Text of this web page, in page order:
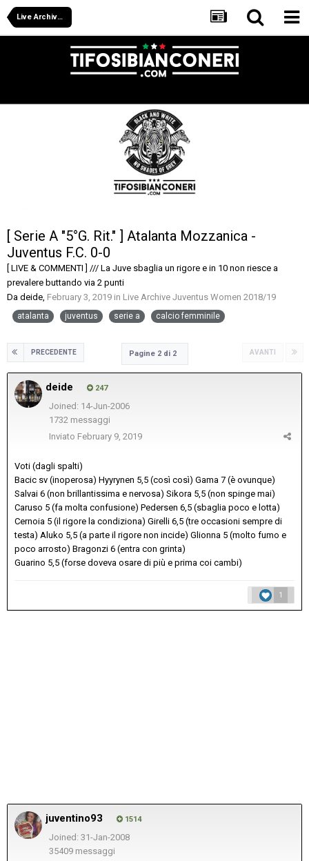
Live Archive Juventus Women 2018/19
[ Serie A "5°G. Rit." ] Atalanta Mozzanica -
Juventus F.C. 0-0
[ LIVE & COMMENTI ] /// La Juve sbaglia un rigore e in 10 non riesce a
prevalere buttando via 2 punti
Da deide, February 3, 2019 in Live Archive Juventus Women 2018/19
atalanta juventus serie a calcio femminile
PRECEDENTE AVANTI
Pagine 2 di 2
deide 247
Joined: 14-Jun-2006
1732 messaggi
Inviato February 9, 2019
Voti (dagli spalti)
Bacic sv (inoperosa) Hyyrynen 5,5 (così così) Gama 7 (è ovunque)
Salvai 6 (non brillantissima e nervosa) Sikora 5,5 (non spinge mai)
Caruso 5 (fa molta confusione) Pedersen 6,5 (sbaglia poco e lotta)
Cernoia 5 (il rigore la condiziona) Girelli 6,5 (tre occasioni sempre di
testa) Aluko 5,5 (a parte il rigore non incide) Glionna 5 (molto fumo e
poco arrosto) Bragonzi 6 (entra con grinta)
Guarino 5,5 (forse doveva osare di più e prima coi cambi)
1
juventino93 1514
Joined: 31-Jan-2008
35409 messaggi